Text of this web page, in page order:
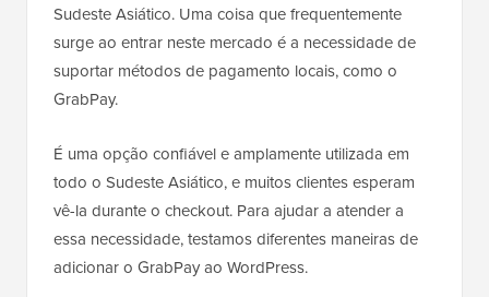
Sudeste Asiático. Uma coisa que frequentemente
surge ao entrar neste mercado é a necessidade de
suportar métodos de pagamento locais, como o
GrabPay.
É uma opção confiável e amplamente utilizada em
todo o Sudeste Asiático, e muitos clientes esperam
vê-la durante o checkout. Para ajudar a atender a
essa necessidade, testamos diferentes maneiras de
adicionar o GrabPay ao WordPress.